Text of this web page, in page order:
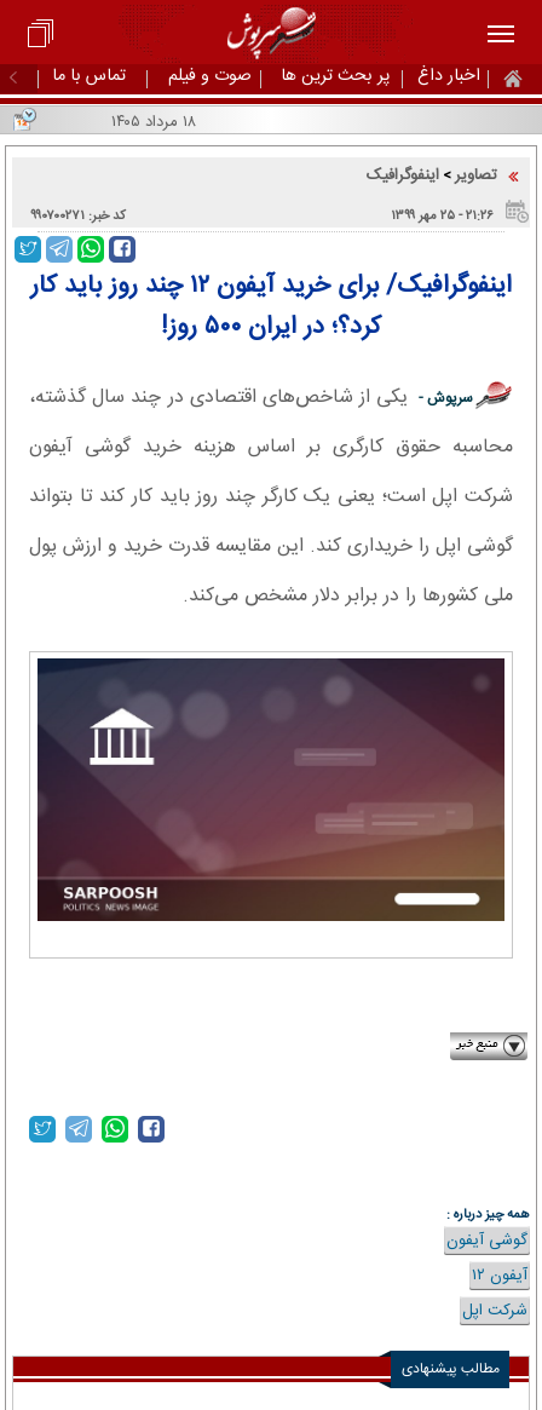
اخبار داغ پر بحث ترین ها صوت و فیلم تماس با ما
۱۸ مرداد ۱۴۰۵
۲۱:۲۶ - ۲۵ مهر ۱۳۹۹ کد خبر: ۹۹۰۷۰۰۲۷۱
تصاویر> اینفوگرافیک
اینفوگرافیک/ برای خرید آیفون ۱۲ چند روز باید کار
کرد؟؛ در ایران ۵۰۰ روز!
سرپوش - یکی از شاخص‌های اقتصادی در چند سال گذشته،
محاسبه حقوق کارگری بر اساس هزینه خرید گوشی آیفون
شرکت اپل است؛ یعنی یک کارگر چند روز باید کار کند تا بتواند
گوشی اپل را خریداری کند. این مقایسه قدرت خرید و ارزش پول
ملی کشورها را در برابر دلار مشخص می‌کند.
همه چیز درباره :
گوشی آیفون
آیفون ۱۲
شرکت اپل
مطالب پیشنهادی